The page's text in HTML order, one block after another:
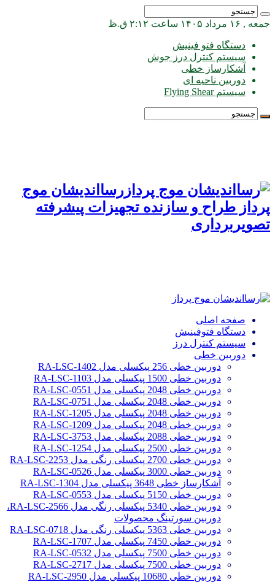
جمعه , ۱۶ مرداد ۱۴۰۵ ساعت ۲:۱۲ ق.ظ
دستگاه فتو فینیش
سیستم کنترل درز جوش
آشکارساز خطی
دوربین ناحیه ای
سیستم Flying Shear
رسااندیشان موج
پرداز طراح و سازنده تجهیزات پیشرفته
تصویربرداری
صفحه اصلی
دستگاه فتوفینیش
سیستم کنترل درز
دوربین خطی
دوربین خطی 256 پیکسلی مدل RA-LSC-1402
دوربین خطی 1500 پیکسلی مدل RA-LSC-1103
دوربین خطی 2048 پیکسلی مدل RA-LSC-0551
دوربین خطی 2048 پیکسلی مدل RA-LSC-0751
دوربین خطی 2048 پیکسلی مدل RA-LSC-1205
دوربین خطی 2048 پیکسلی مدل RA-LSC-1209
دوربین خطی 2088 پیکسلی مدل RA-LSC-3753
دوربین خطی 2500 پیکسلی مدل RA-LSC-1254
دوربین خطی 2700 پیکسلی رنگی مدل RA-LSC-2253
دوربین خطی 3000 پیکسلی مدل RA-LSC-0526
آشکارساز خطی 3648 پیکسلی مدل RA-LSC-1304
دوربین خطی 5150 پیکسلی مدل RA-LSC-0553
دوربین خطی 5340 پیکسلی رنگی مدل RA-LSC-2566،
دوربین سورتینگ محصولات
دوربین خطی 5363 پیکسلی رنگی مدل RA-LSC-0718
دوربین خطی 7450 پیکسلی مدل RA-LSC-1707
دوربین خطی 7500 پیکسلی مدل RA-LSC-0532
دوربین خطی 7500 پیکسلی مدل RA-LSC-2717
دوربین خطی 10680 پیکسلی مدل RA-LSC-2950